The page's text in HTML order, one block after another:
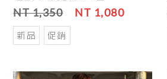
NT 1,350 NT 1,080
新品 促銷